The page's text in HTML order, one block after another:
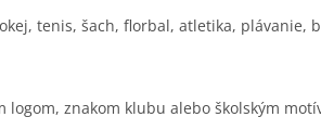
tenis, šach, florbal, atletika, plávanie,
znakom klubu alebo školským